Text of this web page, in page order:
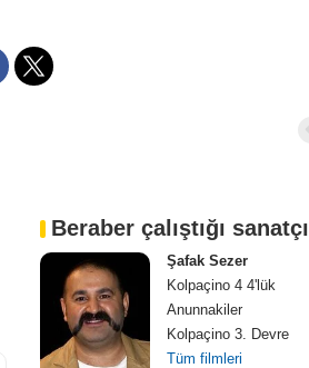
Beraber çalıştığı sanatçı
Şafak Sezer
Kolpaçino 4 4'lük
Anunnakiler
Kolpaçino 3. Devre
Tüm filmleri